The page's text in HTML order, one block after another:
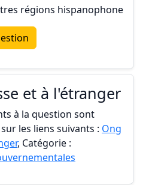
régions hispanophone
et à l'étranger
à la question sont
les liens suivants : Ong
, Catégorie :